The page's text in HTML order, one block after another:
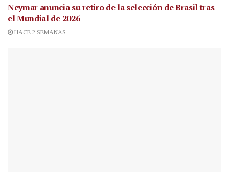
Neymar anuncia su retiro de la selección de Brasil tras
el Mundial de 2026
HACE 2 SEMANAS